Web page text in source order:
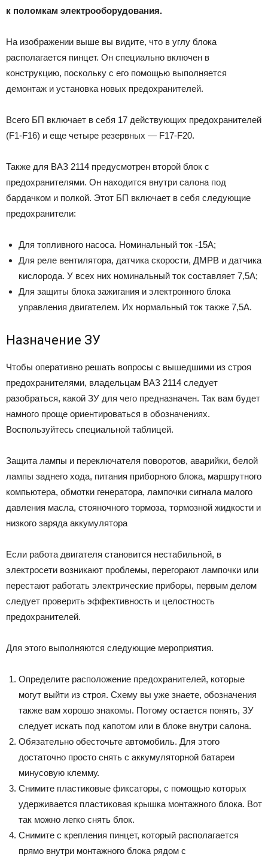
к поломкам электрооборудования.
На изображении выше вы видите, что в углу блока
располагается пинцет. Он специально включен в
конструкцию, поскольку с его помощью выполняется
демонтаж и установка новых предохранителей.
Всего БП включает в себя 17 действующих предохранителей
(F1-F16) и еще четыре резервных — F17-F20.
Также для ВАЗ 2114 предусмотрен второй блок с
предохранителями. Он находится внутри салона под
бардачком и полкой. Этот БП включает в себя следующие
предохранители:
Для топливного насоса. Номинальный ток -15А;
Для реле вентилятора, датчика скорости, ДМРВ и датчика
кислорода. У всех них номинальный ток составляет 7,5А;
Для защиты блока зажигания и электронного блока
управления двигателем. Их нормальный ток также 7,5А.
Назначение ЗУ
Чтобы оперативно решать вопросы с вышедшими из строя
предохранителями, владельцам ВАЗ 2114 следует
разобраться, какой ЗУ для чего предназначен. Так вам будет
намного проще ориентироваться в обозначениях.
Воспользуйтесь специальной таблицей.
Защита лампы и переключателя поворотов, аварийки, белой
лампы заднего хода, питания приборного блока, маршрутного
компьютера, обмотки генератора, лампочки сигнала малого
давления масла, стояночного тормоза, тормозной жидкости и
низкого заряда аккумулятора
Если работа двигателя становится нестабильной, в
электросети возникают проблемы, перегорают лампочки или
перестают работать электрические приборы, первым делом
следует проверить эффективность и целостность
предохранителей.
Для этого выполняются следующие мероприятия.
Определите расположение предохранителей, которые
могут выйти из строя. Схему вы уже знаете, обозначения
также вам хорошо знакомы. Потому остается понять, ЗУ
следует искать под капотом или в блоке внутри салона.
Обязательно обесточьте автомобиль. Для этого
достаточно просто снять с аккумуляторной батареи
минусовую клемму.
Снимите пластиковые фиксаторы, с помощью которых
удерживается пластиковая крышка монтажного блока. Вот
так можно легко снять блок.
Снимите с крепления пинцет, который располагается
прямо внутри монтажного блока рядом с